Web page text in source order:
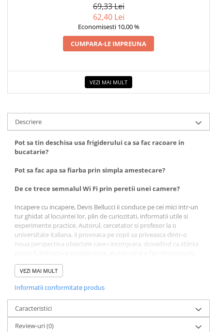
69,33 Lei
62,40 Lei
Economisesti 10,00 %
CUMPARA-LE IMPREUNA
VEZI MAI MULT
Descriere
Pot sa tin deschisa usa frigiderului ca sa fac racoare in
bucatarie?
Pot sa fac apa sa fiarba prin simpla amestecare?
De ce trece semnalul Wi Fi prin peretii unei camere?
Incapere cu incapere, Devis Bellucci ii conduce pe cei mici intr-un
tur ghidat al locuintei lor, plin de curiozitati, informatii utile si
experimente practice. Autorul, cercetator si profesor la o
universitate italiana, ii provoaca pe copii sa priveasca dintr-o
noua perspectiva obiectele care-i inconjoara, dovedind ca stiinta
De ce nu ia foc apa?
manifeste curiozitatea, fara a se indeparta de casa. Este asadar un
ghid care nu ar trebui sa lipseasca din biblioteca niciunui copil
curios â€“ mai ales atunci cand volumul le explica inclusiv cum au
fost confectionate paginile pe care le rasfoiesc.
VEZI MAI MULT
Informatii conformitate produs
Caracteristici
Review-uri(0)